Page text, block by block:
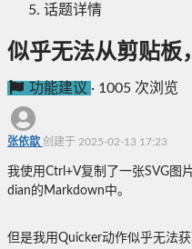
话题详情
似乎无法从剪贴板
功能建议 · 1005 次浏览
张依歆 创建于 2025-02-13 17:23
我使用Ctrl+V复制了一张SVG图
dian的Markdown中。
但是我用Quicker动作似乎无法获